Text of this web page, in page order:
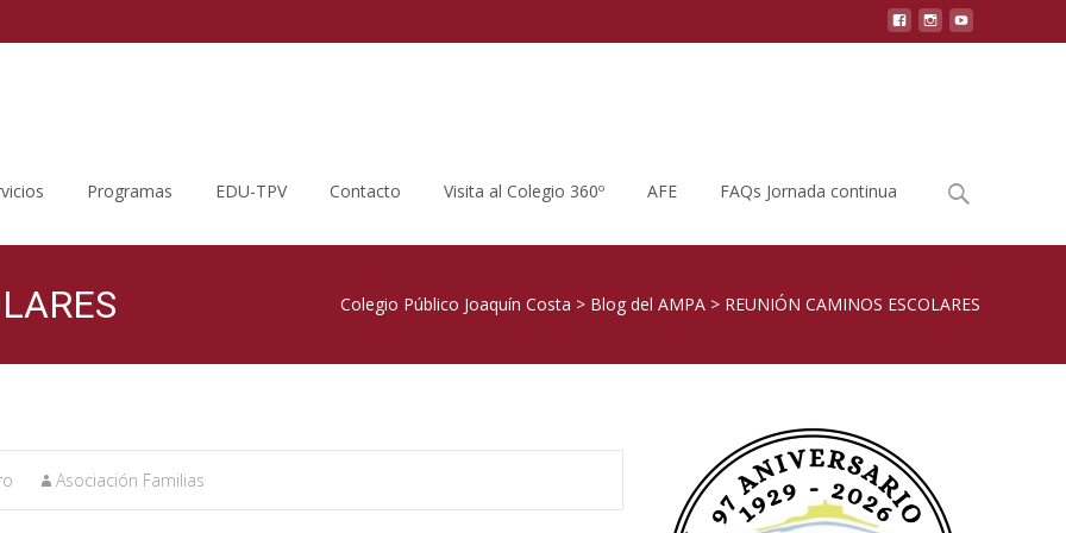
Programas EDU-TPV Contacto Visita al Colegio 360º AFE FAQs Jornada continua
Buscar
por:
Colegio Público Joaquín Costa > Blog del AMPA > REUNIÓN CAMINOS ESCOLARES
Asociación Familias